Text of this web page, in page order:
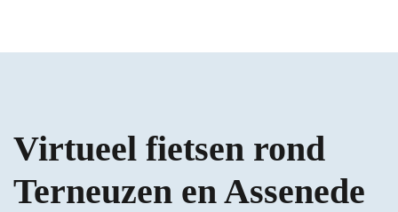
Virtueel fietsen rond
Terneuzen en Assenede